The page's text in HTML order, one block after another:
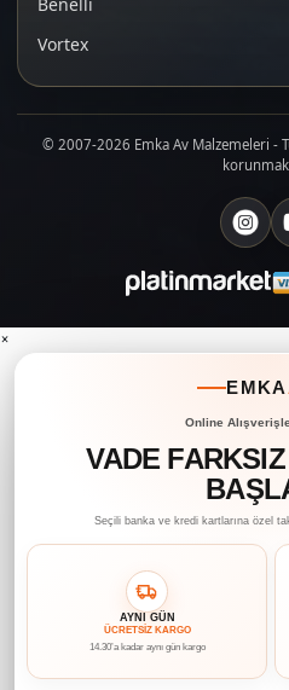
Vortex
© 2007-2026 Emka Av Malzemeleri -
×
EMKA
Online
VADE FARKSIZ
Seçili banka ve kredi kartlarına özel
AYNI GÜN
ÜCRETSİZ KARGO
14.30’a kadar aynı gün kargo